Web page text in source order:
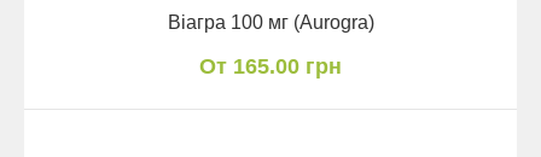
Віагра 100 мг (Aurogra)
От 165.00 грн